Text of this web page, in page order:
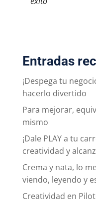
Entradas
¡Despega tu
hacerlo divertido
Para mejorar,
mismo
¡Dale PLAY a tu
creatividad y
Crema y nata, lo
viendo, leyendo y
Creatividad en